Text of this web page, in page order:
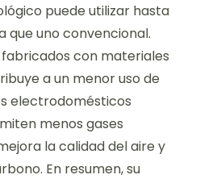
puede utilizar hasta
que uno convencional.
con materiales
a un menor uso de
electrodomésticos
menos gases
la calidad del aire y
En resumen, su